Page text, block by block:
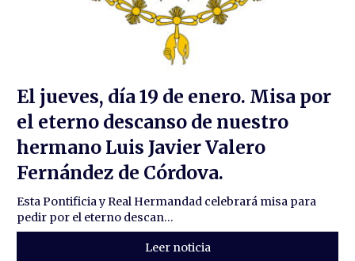
El jueves, día 19 de enero. Misa por
el eterno descanso de nuestro
hermano Luis Javier Valero
Fernández de Córdova.
Esta Pontificia y Real Hermandad celebrará misa para
pedir por el eterno descan...
Leer noticia